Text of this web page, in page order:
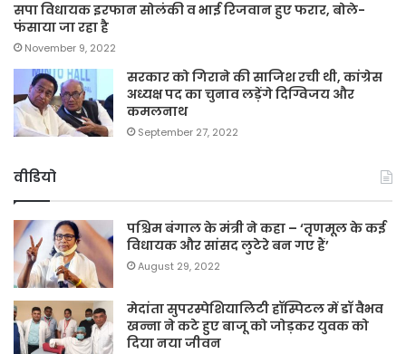
सपा विधायक इरफान सोलंकी व भाई रिजवान हुए फरार, बोले-
फंसाया जा रहा है
November 9, 2022
सरकार को गिराने की साजिश रची थी, कांग्रेस
अध्यक्ष पद का चुनाव लड़ेंगे दिग्विजय और
कमलनाथ
September 27, 2022
वीडियो
पश्चिम बंगाल के मंत्री ने कहा – ‘तृणमूल के कई
विधायक और सांसद लुटेरे बन गए हैं’
August 29, 2022
मेदांता सुपरस्पेशियालिटी हॉस्पिटल में डॉ वैभव
खन्ना ने कटे हुए बाजू को जोड़कर युवक को
दिया नया जीवन